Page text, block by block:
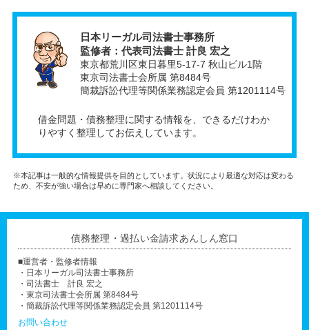
日本リーガル司法書士事務所
監修者：代表司法書士 計良 宏之
東京都荒川区東日暮里5-17-7 秋山ビル1階
東京司法書士会所属 第8484号
簡裁訴訟代理等関係業務認定会員 第1201114号
借金問題・債務整理に関する情報を、できるだけわか
りやすく整理してお伝えしています。
※本記事は一般的な情報提供を目的としています。状況により最適な対応は変わる
ため、不安が強い場合は早めに専門家へ相談してください。
債務整理・過払い金請求あんしん窓口
■運営者・監修者情報
・日本リーガル司法書士事務所
・司法書士 計良 宏之
・東京司法書士会所属 第8484号
・簡裁訴訟代理等関係業務認定会員 第1201114号
お問い合わせ